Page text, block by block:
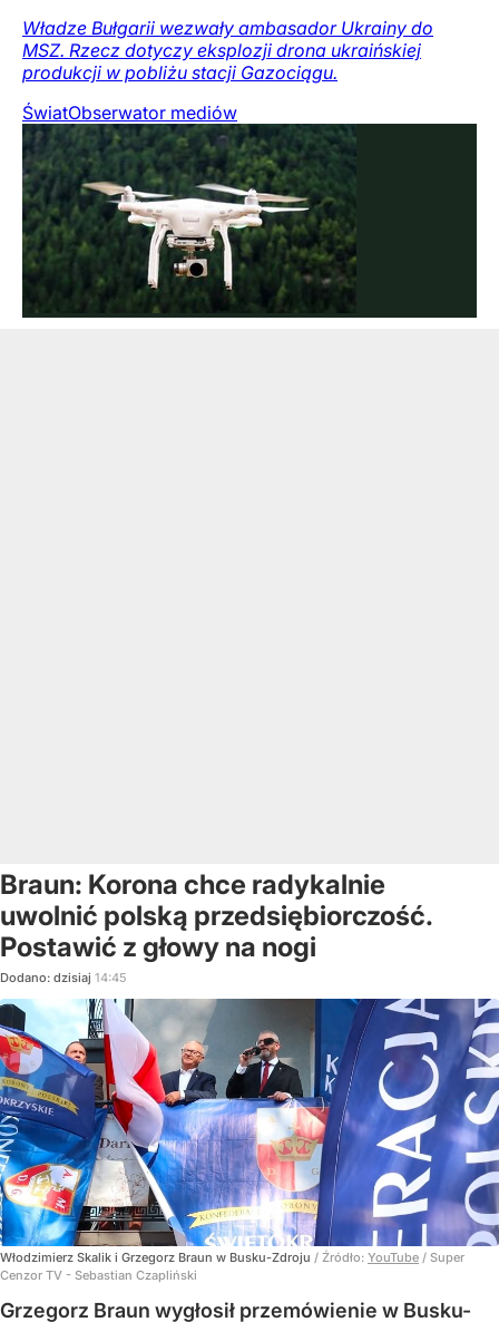
Władze Bułgarii wezwały ambasador Ukrainy do
MSZ. Rzecz dotyczy eksplozji drona ukraińskiej
produkcji w pobliżu stacji Gazociągu.
ŚwiatObserwator mediów
Braun: Korona chce radykalnie
uwolnić polską przedsiębiorczość.
Postawić z głowy na nogi
Dodano: dzisiaj 14:45
Włodzimierz Skalik i Grzegorz Braun w Busku-Zdroju / Źródło: YouTube / Super
Cenzor TV - Sebastian Czapliński
Grzegorz Braun wygłosił przemówienie w Busku-